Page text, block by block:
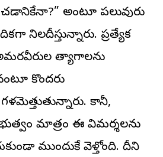
అంటూ పలువురు
నిలదీస్తున్నారు. ప్రత్యేక
అమరవీరుల త్యాగాలను
కొందరు
కానీ,
మాత్రం ఈ విమర్శలను
ముందుకే వెళ్తోంది. దీని